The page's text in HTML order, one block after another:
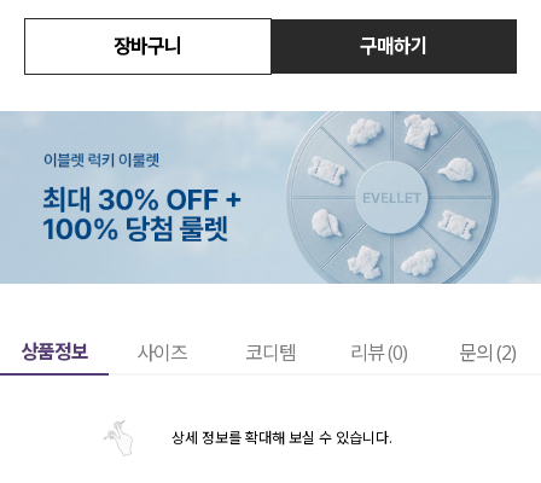
장바구니 구매하기
상품정보 사이즈 코디템 리뷰 (0) 문의 (2)
상세 정보를 확대해 보실 수 있습니다.